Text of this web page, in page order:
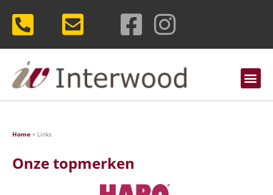
Home » Links
Onze topmerken